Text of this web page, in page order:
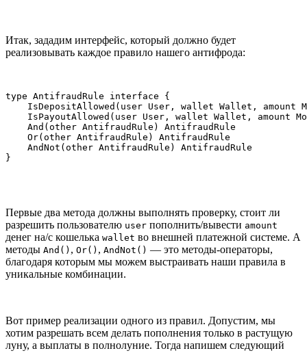
Итак, зададим интерфейс, который должно будет
реализовывать каждое правило нашего антифрода:
type AntifraudRule interface {
IsDepositAllowed(user User, wallet Wallet, amount
IsPayoutAllowed(user User, wallet Wallet, amount
    And(other AntifraudRule) AntifraudRule
    Or(other AntifraudRule) AntifraudRule
    AndNot(other AntifraudRule) AntifraudRule
}
Первые два метода должны выполнять проверку, стоит ли
разрешить пользователю user пополнить/вывести amount
денег на/с кошелька wallet во внешней платежной системе. А
методы And() , Or() , AndNot() — это методы-операторы,
благодаря которым мы можем выстраивать наши правила в
уникальные комбинации.
Вот пример реализации одного из правил. Допустим, мы
хотим разрешать всем делать пополнения только в растущую
луну, а выплаты в полнолуние. Тогда напишем следующий